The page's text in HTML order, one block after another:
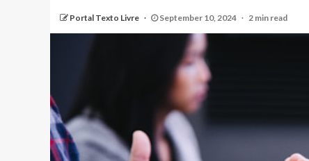
Portal Texto Livre September 10, 2024 2 min read